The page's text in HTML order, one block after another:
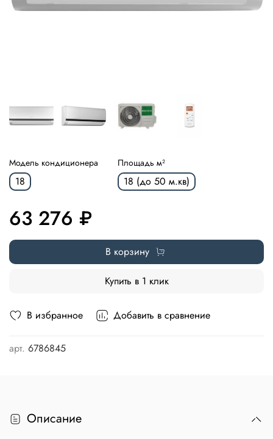
В избранное Добавить в сравнение
арт. 6786845
Модель кондиционера
18
Площадь м²
18 (до 50 м.кв)
63 276 ₽
В корзину
Купить в 1 клик
Описание